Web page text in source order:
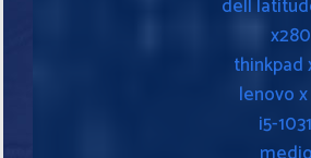
x280
thinkpad
lenovo
i5-